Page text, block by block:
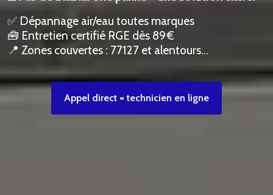
✅ Dépannage air/eau toutes marques
🧰 Entretien certifié RGE dès 89 €
📍 Zones couvertes : 77127 et alentours…
Appel direct = technicien en ligne